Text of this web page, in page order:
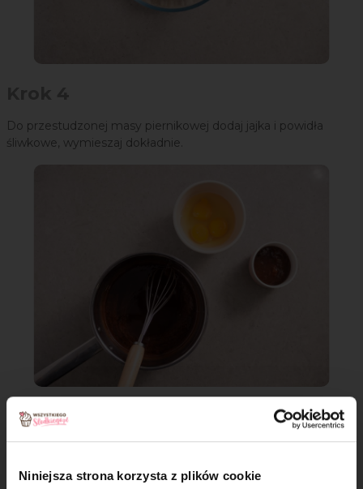
Niniejsza strona korzysta z plików cookie
Do przestudzonej masy piernikowej dodaj jajka i powidła
śliwkowe, wymieszaj dokładnie.
Krok 5
piekarnika. Piecz około 40 minut.